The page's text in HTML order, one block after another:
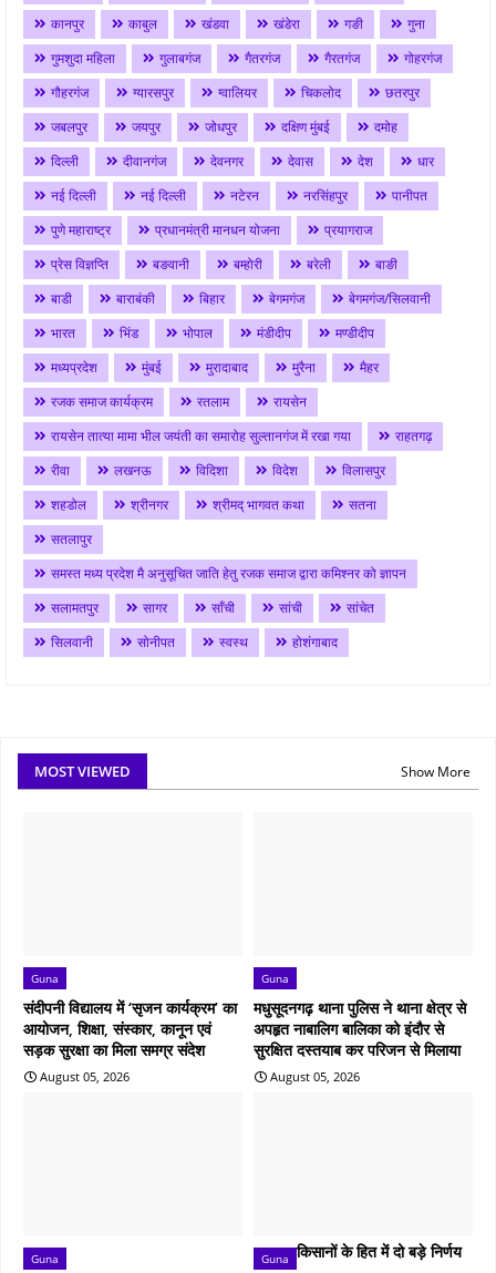
कानपुर
काबुल खंडवा खंडेरा गङी
गुना
गुमशुदा महिला
गुलाबगंज गैतरगंज गैरतगंज
गोहरगंज
गौहरगंज
ग्यारसपुर ग्वालियर चिकलोद
छतरपुर
जबलपुर
जयपुर जोधपुर दक्षिण मुंबई
दमोह
दिल्ली
दीवानगंज देवनगर देवास देश
धार
नई दिल्ली
नई दिल्ली नटेरन नरसिंहपुर
पानीपत
पुणे महाराष्ट्र
प्रधानमंत्री मानधन योजना
प्रयागराज
प्रेस विज्ञप्ति
बङवानी बम्होरी बरेली
बाङी
बाडी
बाराबंकी बिहार बेगमगंज
बेगमगंज/सिलवानी
भारत
भिंड भोपाल मंडीदीप
मण्डीदीप
मध्यप्रदेश
मुंबई मुरादाबाद मुरैना
मैहर
रजक समाज कार्यक्रम
रतलाम
रायसेन
रायसेन तात्या मामा भील जयंती का समारोह सुल्तानगंज में रखा गया
राहतगढ़
रीवा
लखनऊ विदिशा विदेश
विलासपुर
शहडोल
श्रीनगर श्रीमद् भागवत कथा
सतना
सतलापुर
समस्त मध्य प्रदेश मै अनुसूचित जाति हेतु रजक समाज द्वारा कमिश्नर को ज्ञापन
सलामतपुर
सागर साँची सांची
सांचेत
सिलवानी
सोनीपत स्वस्थ होशंगाबाद
MOST VIEWED Show More
Guna
संदीपनी विद्यालय में ‘सृजन कार्यक्रम’ का
आयोजन, शिक्षा, संस्कार, कानून एवं
सड़क सुरक्षा का मिला समग्र संदेश
August 05, 2026
Guna
मधुसूदनगढ़ थाना पुलिस ने थाना क्षेत्र से
अपहृत नाबालिग बालिका को इंदौर से
सुरक्षित दस्तयाब कर परिजन से मिलाया
August 05, 2026
Guna Guna किसानों के हित में दो बड़े निर्णय